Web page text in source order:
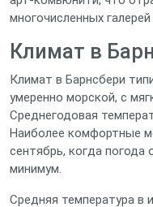
многочисленных
Климат в
Климат в Барнсбери
умеренно морской, с
Среднегодовая
Наиболее комфортные
сентябрь, когда погода
минимум.
Средняя температура в